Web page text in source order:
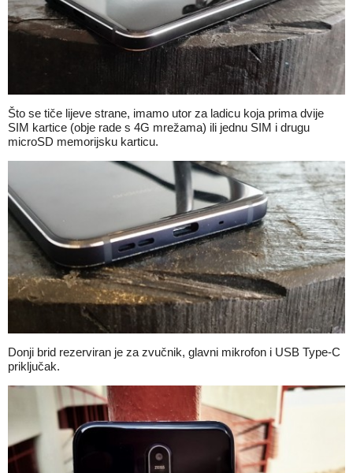
Što se tiče lijeve strane, imamo utor za ladicu koja prima dvije
SIM kartice (obje rade s 4G mrežama) ili jednu SIM i drugu
microSD memorijsku karticu.
Donji brid rezerviran je za zvučnik, glavni mikrofon i USB Type-C
priključak.